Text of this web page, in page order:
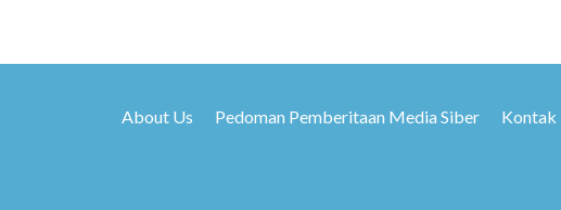
About Us Pedoman Pemberitaan Media Siber Kontak